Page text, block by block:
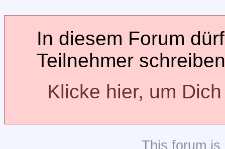
In diesem Forum
Teilnehmer
Klicke hier, um
This forum is